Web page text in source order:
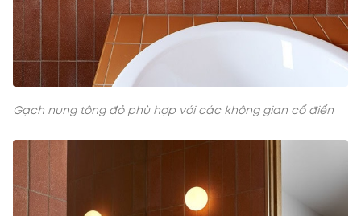
Gạch nung tông đỏ phù hợp với các không gian cổ điển